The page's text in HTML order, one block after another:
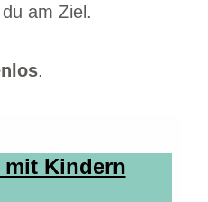
am Ziel.
.
mit Kindern